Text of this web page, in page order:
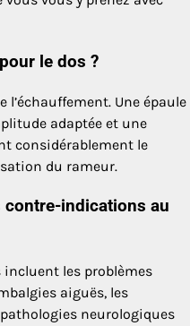
le dos ?
l’échauffement. Une épaule
adaptée et une
considérablement le
du rameur.
indications au
les problèmes
aiguës, les
neurologiques